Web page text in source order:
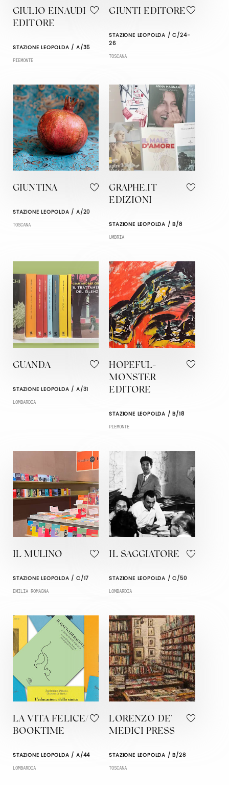
GIULIO EINAUDI
EDITORE
STAZIONE LEOPOLDA / A/35
PIEMONTE
GIUNTI EDITORE
STAZIONE LEOPOLDA / C/24-
26
TOSCANA
GIUNTINA
STAZIONE LEOPOLDA / A/20
TOSCANA
GRAPHE.IT
EDIZIONI
STAZIONE LEOPOLDA / B/8
UMBRIA
GUANDA
STAZIONE LEOPOLDA / A/31
LOMBARDIA
HOPEFUL-
MONSTER
EDITORE
STAZIONE LEOPOLDA / B/18
PIEMONTE
IL MULINO
STAZIONE LEOPOLDA / C/17
EMILIA ROMAGNA
IL SAGGIATORE
STAZIONE LEOPOLDA / C/50
LOMBARDIA
LA VITA FELICE/
BOOKTIME
STAZIONE LEOPOLDA / A/44
LOMBARDIA
LORENZO DE'
MEDICI PRESS
STAZIONE LEOPOLDA / B/28
TOSCANA